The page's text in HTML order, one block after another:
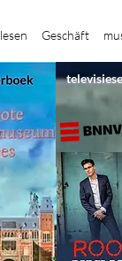
lesen Geschäft